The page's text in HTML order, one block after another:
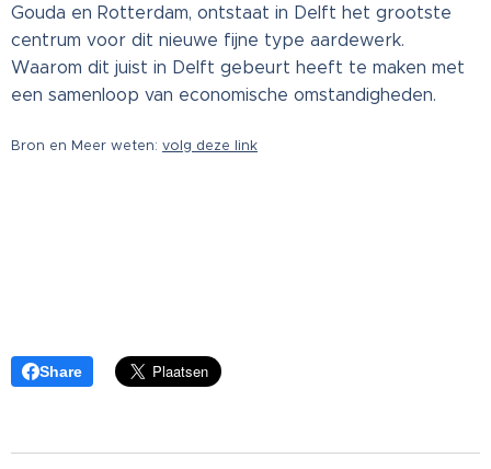
Gouda en Rotterdam, ontstaat in Delft het grootste
centrum voor dit nieuwe fijne type aardewerk.
Waarom dit juist in Delft gebeurt heeft te maken met
een samenloop van economische omstandigheden.
Bron en Meer weten: volg deze link
Share